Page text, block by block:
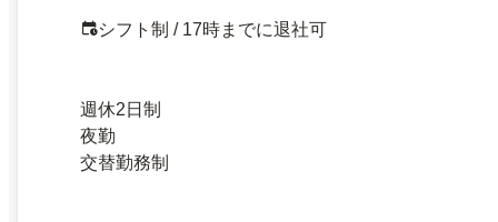
シフト制 / 17時までに退社可
週休2日制
夜勤
交替勤務制